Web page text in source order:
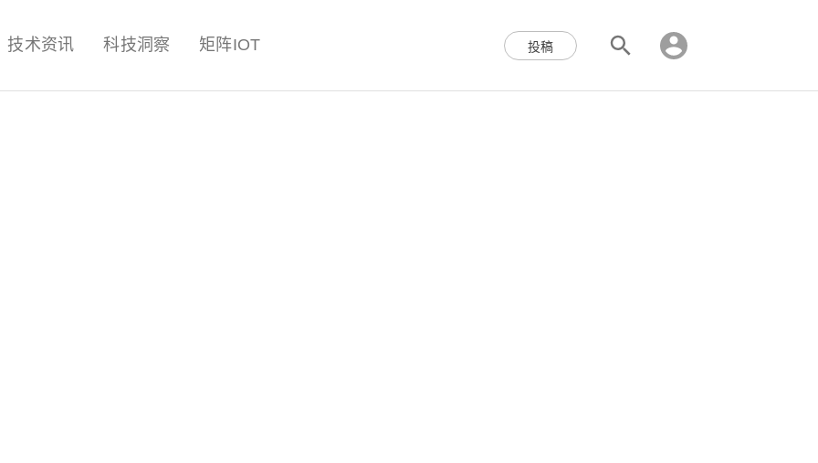
子,计算,AI,人工智能,机器人,区块链,Web3,分布式,操作系
技术资讯 科技洞察 矩阵IOT 投稿